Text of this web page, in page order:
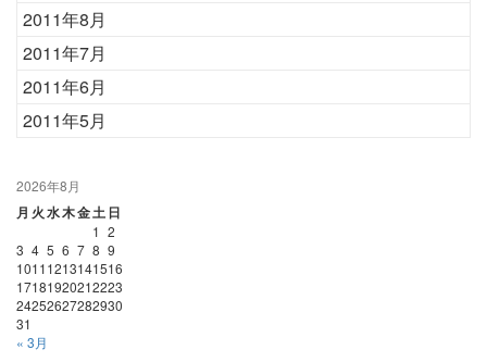
2011年8月
2011年7月
2011年6月
2011年5月
2026年8月
月 火水木金土 日
1 2
3 4 5 6 7 8 9
10111213141516
17181920212223
24252627282930
31
« 3月